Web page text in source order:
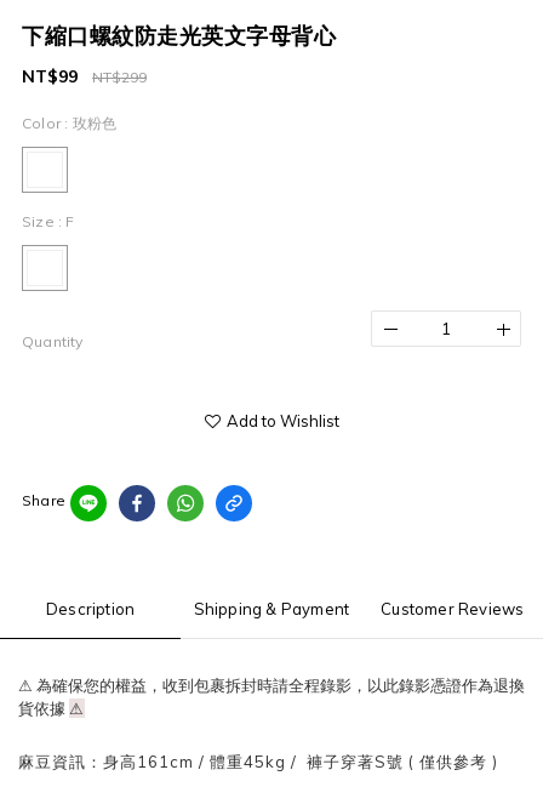
下縮口螺紋防走光英文字母背心
NT$299
NT$99
Color : 玫粉色
Size : F
Quantity
Add to Wishlist
Share
Description Shipping & Payment Customer Reviews
⚠ 為確保您的權益，收到包裹拆封時請全程錄影，以此錄影憑證作為退換
貨依據 ⚠
麻豆資訊： 身高161cm / 體重45kg / 褲子穿著S號 ( 僅供參考 )